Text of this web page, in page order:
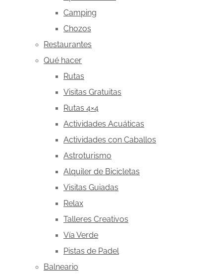
Camping
Chozos
Restaurantes
Qué hacer
Rutas
Visitas Gratuitas
Rutas 4×4
Actividades Acuáticas
Actividades con Caballos
Astroturismo
Alquiler de Bicicletas
Visitas Guiadas
Relax
Talleres Creativos
Vía Verde
Pistas de Padel
Balneario